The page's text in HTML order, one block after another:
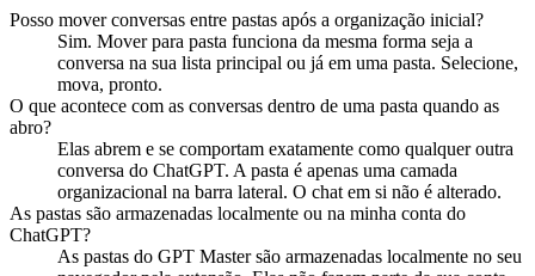
Posso mover conversas entre pastas após a organização inicial?
Sim. Mover para pasta funciona da mesma forma seja a
conversa na sua lista principal ou já em uma pasta. Selecione,
mova, pronto.
O que acontece com as conversas dentro de uma pasta quando as
abro?
Elas abrem e se comportam exatamente como qualquer outra
conversa do ChatGPT. A pasta é apenas uma camada
organizacional na barra lateral. O chat em si não é alterado.
As pastas são armazenadas localmente ou na minha conta do
ChatGPT?
As pastas do GPT Master são armazenadas localmente no seu